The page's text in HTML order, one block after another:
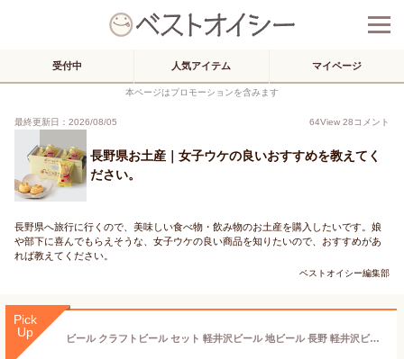
受付中 人気アイテム マイページ
本ページはプロモーションを含みます
最終更新日：2026/08/05 64View 28コメント
長野県お土産｜女子ウケの良いおすすめを教えてく
ださい。
長野県へ旅行に行くので、美味しい食べ物・飲み物のお土産を購入したいです。娘
や部下に喜んでもらえそうな、女子ウケの良い商品を知りたいので、おすすめがあ
れば教えてください。
ベストオイシー編集部
Pick
Up
ビール クラフトビール セット 軽井沢ビール 地ビール 長野 軽井沢ビール ご褒美 バーベキュー キャンプ セット 土産 ラガー ピルスナー